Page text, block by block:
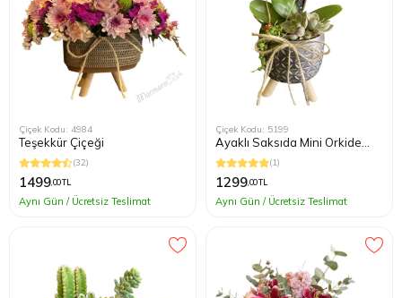
Çiçek Kodu: 4984
Teşekkür Çiçeği
(32)
1499,00 TL
Aynı Gün / Ücretsiz Teslimat
Çiçek Kodu: 5199
Ayaklı Saksıda Mini Orkide
Teraryum (1)
1299,00 TL
Aynı Gün / Ücretsiz Teslimat